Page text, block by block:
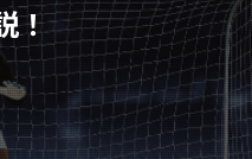
！